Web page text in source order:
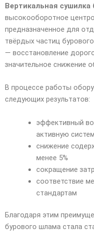
Вертикальная сушилка
высокооборотное
предназначенное для
твёрдых частиц
— восстановление
значительное снижение
В процессе работы
следующих результатов:
эффективный
активную
снижение
менее 5%
сокращение
соответствие
стандартам
Благодаря этим
бурового шлама стала